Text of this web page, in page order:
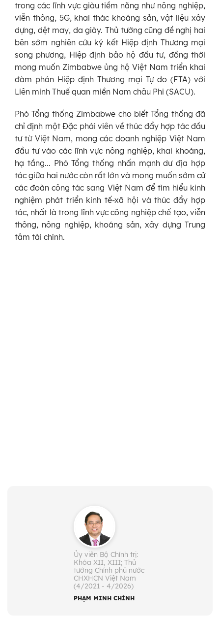
trong các lĩnh vực giàu tiềm năng như nông nghiệp,
viễn thông, 5G, khai thác khoáng sản, vật liệu xây
dựng, dệt may, da giày. Thủ tướng cũng đề nghị hai
bên sớm nghiên cứu ký kết Hiệp định Thương mại
song phương, Hiệp định bảo hộ đầu tư, đồng thời
mong muốn Zimbabwe ủng hộ Việt Nam triển khai
đàm phán Hiệp định Thương mại Tự do (FTA) với
Liên minh Thuế quan miền Nam châu Phi (SACU).
Phó Tổng thống Zimbabwe cho biết Tổng thống đã
chỉ định một Đặc phái viên về thúc đẩy hợp tác đầu
tư từ Việt Nam, mong các doanh nghiệp Việt Nam
đầu tư vào các lĩnh vực nông nghiệp, khai khoáng,
hạ tầng... Phó Tổng thống nhấn mạnh dư địa hợp
tác giữa hai nước còn rất lớn và mong muốn sớm cử
các đoàn công tác sang Việt Nam để tìm hiểu kinh
nghiệm phát triển kinh tế-xã hội và thúc đẩy hợp
tác, nhất là trong lĩnh vực công nghiệp chế tạo, viễn
thông, nông nghiệp, khoáng sản, xây dựng Trung
tâm tài chính.
Ủy viên Bộ Chính trị:
Khóa XII, XIII; Thủ
tướng Chính phủ nước
CHXHCN Việt Nam
(4/2021 - 4/2026)
PHẠM MINH CHÍNH